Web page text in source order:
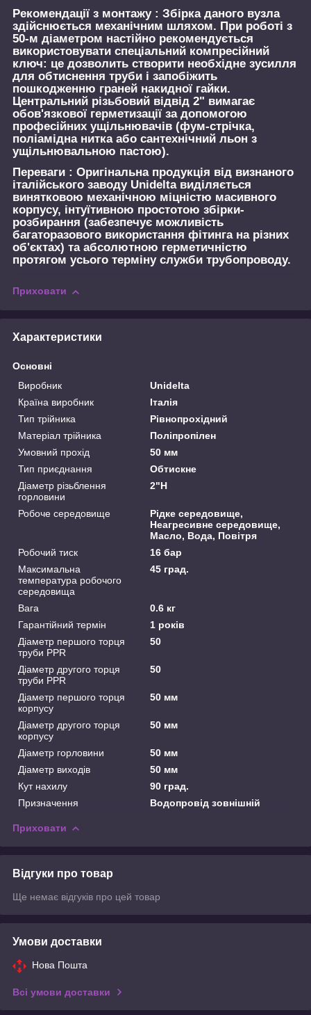
Рекомендації з монтажу : Збірка даного вузла
здійснюється механічним шляхом. При роботі з
50-м діаметром настійно рекомендується
використовувати спеціальний компресійний
ключ: це дозволить створити необхідне зусилля
для обтиснення труби і запобіжить
пошкодженню граней накидної гайки.
Центральний різьбовий відвід 2" вимагає
обов'язкової герметизації за допомогою
професійних ущільнювачів (фум-стрічка,
поліамідна нитка або сантехнічний льон з
ущільнювальною пастою).
Переваги : Оригінальна продукція від визнаного
італійського заводу Unidelta виділяється
винятковою механічною міцністю масивного
корпусу, інтуїтивною простотою збірки-
розбирання (забезпечує можливість
багаторазового використання фітинга на різних
об'єктах) та абсолютною герметичністю
протягом усього терміну служби трубопроводу.
Приховати
Характеристики
Основні
Виробник
Unidelta
Країна виробник
Італія
Тип трійника
Рівнопрохідний
Матеріал трійника
Поліпропілен
Умовний прохід
50 мм
Тип приєднання
Обтискне
Діаметр різьблення
горловини
2"Н
Робоче середовище
Рідке середовище,
Неагресивне середовище,
Масло, Вода, Повітря
Робочий тиск
16 бар
Максимальна
температура робочого
середовища
45 град.
Вага
0.6 кг
Гарантійний термін
1 років
Діаметр першого торця
труби PPR
50
Діаметр другого торця
труби PPR
50
Діаметр першого торця
корпусу
50 мм
Діаметр другого торця
корпусу
50 мм
Діаметр горловини
50 мм
Діаметр виходів
50 мм
Кут нахилу
90 град.
Призначення
Водопровід зовнішній
Приховати
Відгуки про товар
Ще немає відгуків про цей товар
Умови доставки
Нова Пошта
Всі умови доставки